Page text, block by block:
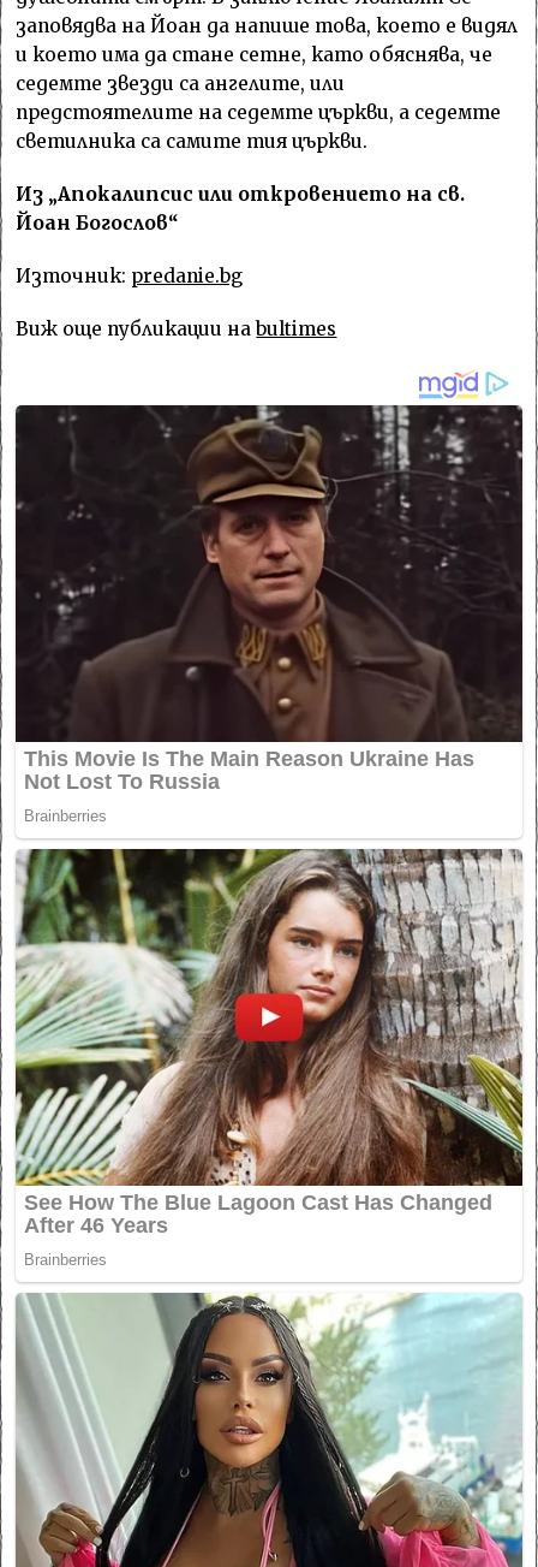
заповядва на Йоан да напише това, което е видял
и което има да стане сетне, като обяснява, че
седемте звезди са ангелите, или
предстоятелите на седемте църкви, а седемте
светилника са самите тия църкви.
Из „Апокалипсис или откровението на св.
Йоан Богослов“
Източник: predanie.bg
Виж още публикации наbultimes